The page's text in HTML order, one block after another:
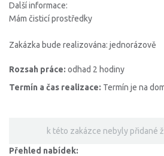
Další informace:
Mám čisticí prostředky
Zakázka bude realizována: jednorázově
Rozsah práce: odhad 2 hodiny
Termín a čas realizace: Termín je na
k této zakázce nebyly přidané
Přehled nabídek: